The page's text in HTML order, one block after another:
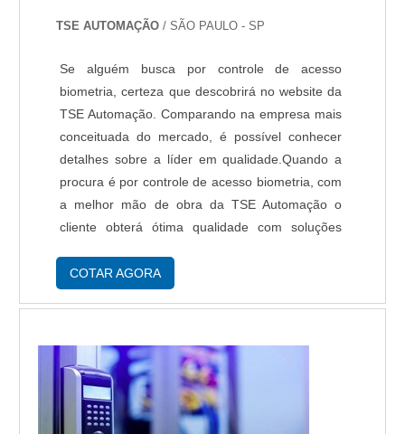
TSE AUTOMAÇÃO/ SÃO PAULO - SP
Se alguém busca por controle de acesso
biometria, certeza que descobrirá no website da
TSE Automação. Comparando na empresa mais
conceituada do mercado, é possível conhecer
detalhes sobre a líder em qualidade.Quando a
procura é por controle de acesso biometria, com
a melhor mão de obra da TSE Automação o
cliente obterá ótima qualidade com soluções
baseado em microcomputadores.MAIS
INFORMAÇÕ...
COTAR AGORA